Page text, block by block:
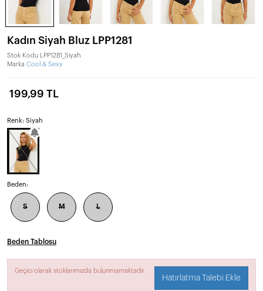
Kadın Siyah Bluz LPP1281
Stok Kodu LPP1281_Siyah
Marka Cool & Sexy
199,99 TL
Renk: Siyah
Beden:
S M L
Beden Tablosu
Geçici olarak stoklarımızda bulunmamaktadır.
Hatırlatma Talebi Ekle